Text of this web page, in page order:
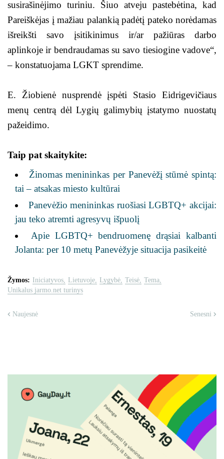
susirašinėjimo turiniu. Šiuo atveju pastebėtina, kad
Pareiškėjas į mažiau palankią padėtį pateko norėdamas
išreikšti savo įsitikinimus ir/ar pažiūras darbo
aplinkoje ir bendraudamas su savo tiesiogine vadove“,
– konstatuojama LGKT sprendime.
E. Žiobienė nusprendė įspėti Stasio Eidrigevičiaus
menų centrą dėl Lygių galimybių įstatymo nuostatų
pažeidimo.
Taip pat skaitykite:
Žinomas menininkas per Panevėžį stūmė spintą:
tai – atsakas miesto kultūrai
Panevėžio menininkas ruošiasi LGBTQ+ akcijai:
jau teko atremti agresyvų išpuolį
Apie LGBTQ+ bendruomenę drąsiai kalbanti
Jolanta: per 10 metų Panevėžyje situacija pasikeitė
Žymos: Iniciatyvos Lietuvoje Lygybė Teisė Tema
Unikalus jarmo.net turinys
Naujesnė Senesni